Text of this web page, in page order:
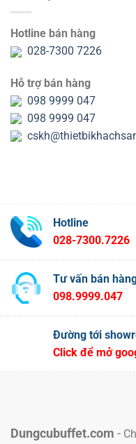
Hotline bán hàng
028-7300 7226
Hỗ trợ bán hàng
098 9999 047
098 9999 047
Hotline
028-7300.7226
Tư vấn bán
098.9999.047
Đường tới
Click để mở
Dungcubuffet.com -